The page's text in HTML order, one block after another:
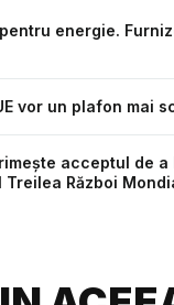
energie.
vor un plafon mai
acceptul de
Treilea Război